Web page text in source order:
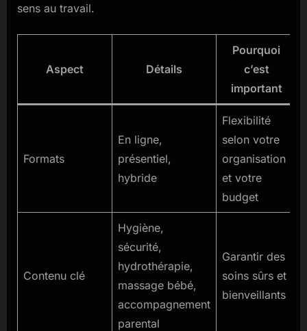
sens au travail.
Aspect Détails
Pourquoi
c’est
important
Formats
En ligne,
présentiel,
hybride
Flexibilité
selon votre
organisation
et votre
budget
Contenu clé
Hygiène,
sécurité,
hydrothérapie,
massage bébé,
accompagnement
parental
Garantir des
soins sûrs et
bienveillants